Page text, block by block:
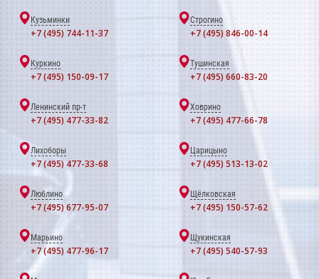
Кузьминки
+7 (495) 744-11-37
Строгино
+7 (495) 846-00-14
Куркино
+7 (495) 150-09-17
Тушинская
+7 (495) 660-83-20
Ленинский пр-т
+7 (495) 477-33-82
Ховрино
+7 (495) 477-66-78
Лихоборы
+7 (495) 477-33-68
Царицыно
+7 (495) 513-13-02
Люблино
+7 (495) 677-95-07
Щёлковская
+7 (495) 150-57-62
Марьино
+7 (495) 477-96-17
Щукинская
+7 (495) 540-57-93